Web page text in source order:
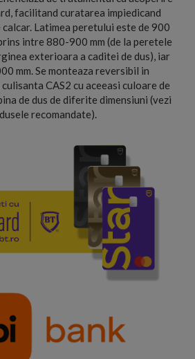
facilitand curatarea impiedicand
Latimea peretului este de 900
intre 880-900 mm (de la peretele
exterioara a caditei de dus), iar
mm. Se monteaza reversibil in
CAS2 cu aceeasi culoare de
de dus de diferite dimensiuni (vezi
recomandate).